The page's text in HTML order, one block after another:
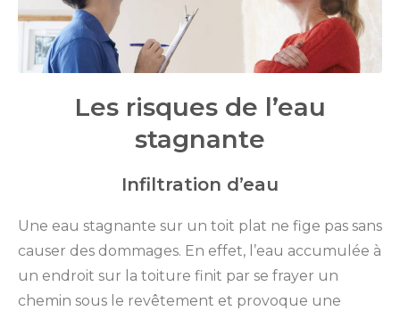
Les risques de l’eau
stagnante
Infiltration d’eau
Une eau stagnante sur un toit plat ne fige pas sans
causer des dommages. En effet, l’eau accumulée à
un endroit sur la toiture finit par se frayer un
chemin sous le revêtement et provoque une